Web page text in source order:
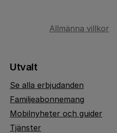
Allmänna villkor
Utvalt
Se alla erbjudanden
Familjeabonnemang
Mobilnyheter och guider
Tjänster